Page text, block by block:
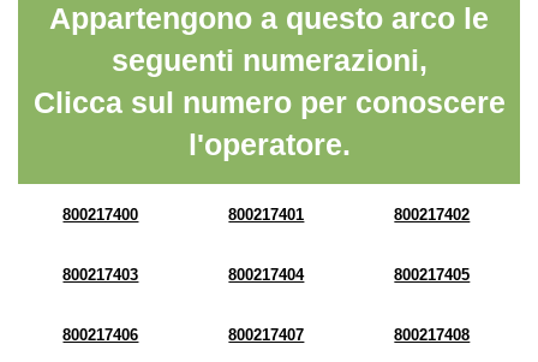
Appartengono a questo arco le
seguenti numerazioni,
Clicca sul numero per conoscere
l'operatore.
800217400 800217401 800217402
800217403 800217404 800217405
800217406 800217407 800217408